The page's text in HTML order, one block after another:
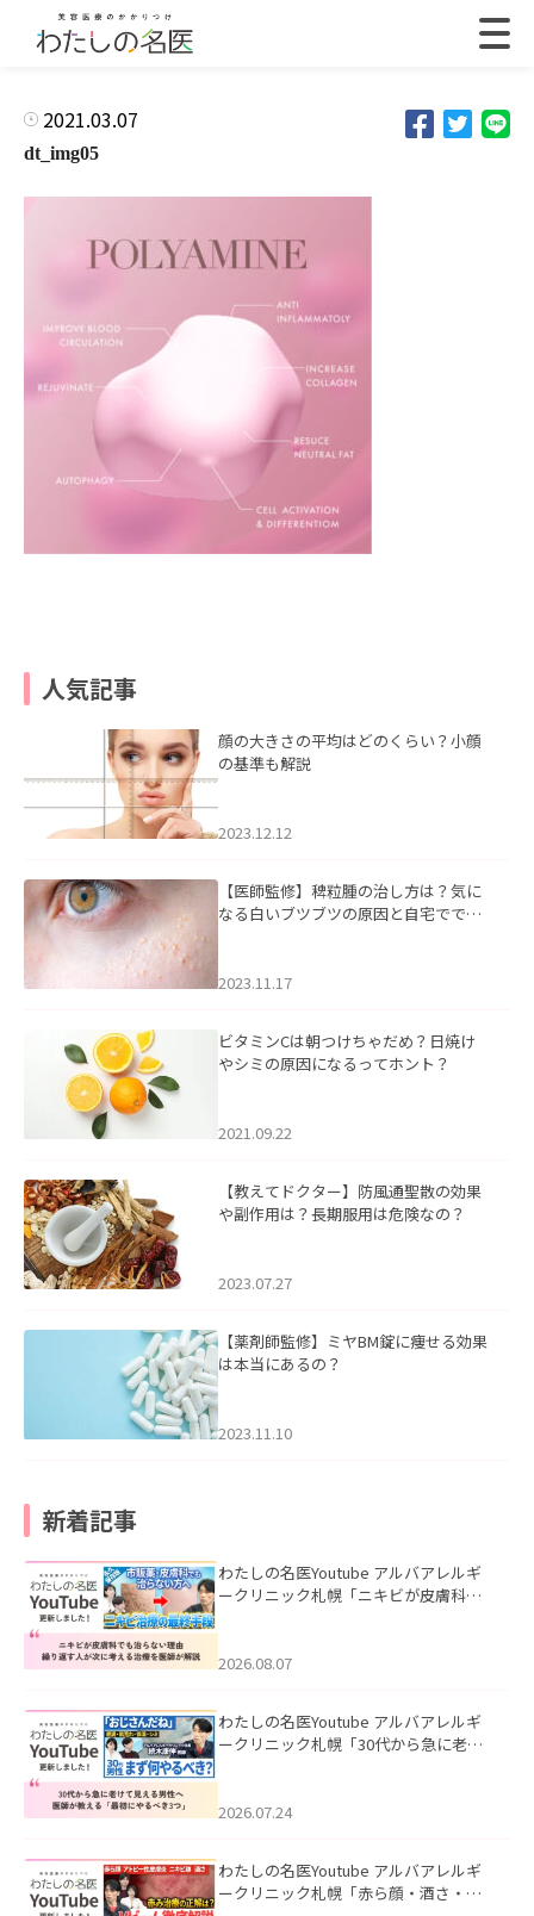
2021.03.07
dt_img05
人気記事
顔の大きさの平均はどのくらい？小顔
の基準も解説
2023.12.12
【医師監修】稗粒腫の治し方は？気に
なる白いブツブツの原因と自宅ででき
2023.11.17
ビタミンCは朝つけちゃだめ？日焼け
やシミの原因になるってホント？
2021.09.22
【教えてドクター】防風通聖散の効果
や副作用は？長期服用は危険なの？
2023.07.27
【薬剤師監修】ミヤBM錠に痩せる効果
は本当にあるの？
2023.11.10
新着記事
わたしの名医Youtube アルバアレルギ
ークリニック札幌「ニキビが皮膚科で
ました。
2026.08.07
わたしの名医Youtube アルバアレルギ
ークリニック札幌「30代から急に老け
た。
2026.07.24
わたしの名医Youtube アルバアレルギ
ークリニック札幌「赤ら顔・酒さ・ニ